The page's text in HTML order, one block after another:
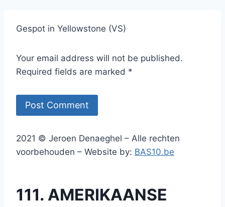
Gespot in Yellowstone (VS)
Your email address will not be published.
Required fields are marked *
2021 © Jeroen Denaeghel – Alle rechten
voorbehouden – Website by: BAS10.be
111. AMERIKAANSE